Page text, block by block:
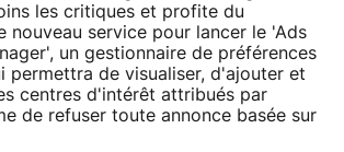
les critiques et profite du
nouveau service pour lancer le 'Ads
un gestionnaire de préférences
permettra de visualiser, d'ajouter et
centres d'intérêt attribués par
de refuser toute annonce basée sur